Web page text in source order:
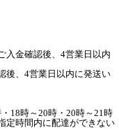
金確認後、4営業日以内
、4営業日以内に発送い
18時～20時・20時～21時
定時間内に配達ができない